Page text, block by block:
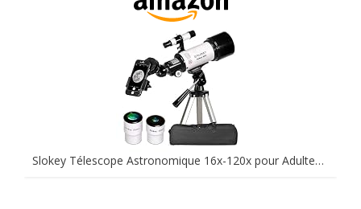
Slokey Télescope Astronomique 16x-120x pour Adultes et Enfants - Télescope Débutant avec Lentille Barlow 3X et Trépied Réglable - 70 mm d’Ouverture et 400 mm de Focale - pour Observer Les Planètes